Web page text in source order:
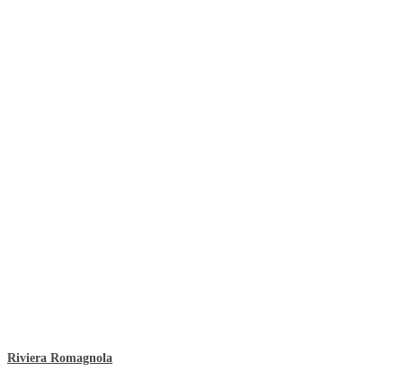
Riviera Romagnola